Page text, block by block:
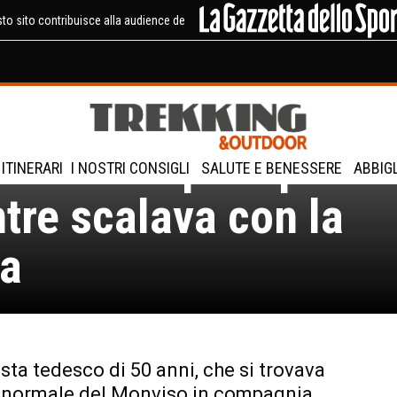
sito contribuisce alla audience de
ITINERARI I NOSTRI CONSIGLI SALUTE E BENESSERE
tedesco morto
precipitato
scalava con la
tedesco di 50 anni, che si trovava